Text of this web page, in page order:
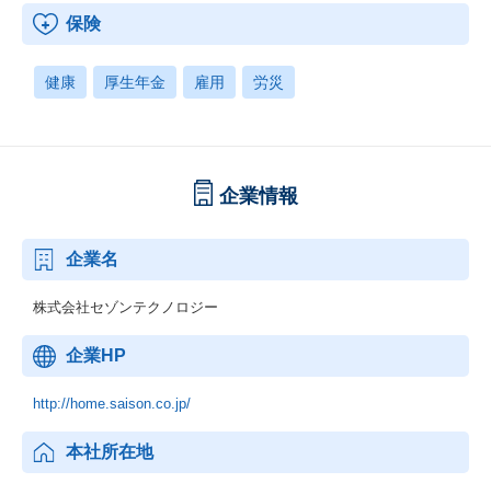
保険
健康 厚生年金 雇用 労災
企業情報
企業名
株式会社セゾンテクノロジー
企業HP
http://home.saison.co.jp/
本社所在地